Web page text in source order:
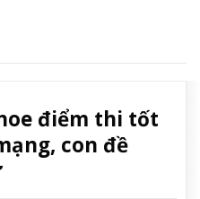
điểm thi tốt
con đề